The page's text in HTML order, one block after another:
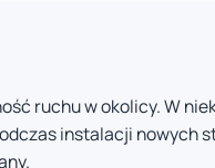
ruchu w okolicy. W
instalacji nowych